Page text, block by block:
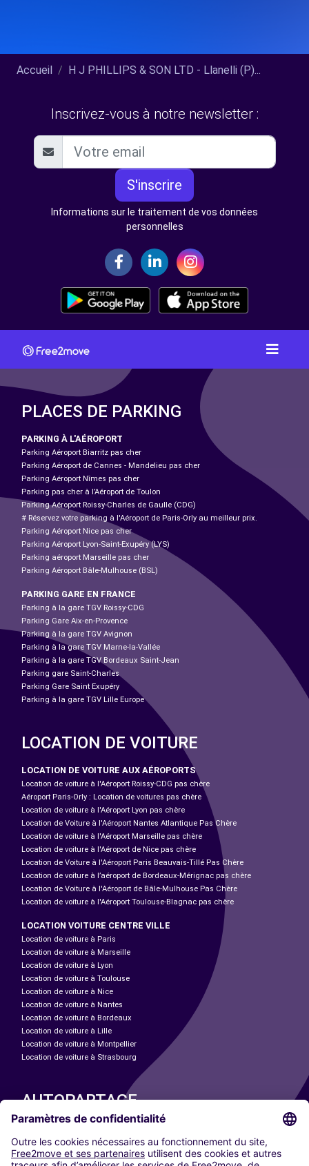
Accueil H J PHILLIPS & SON LTD - Llanelli (P)...
Inscrivez-vous à notre newsletter :
S'inscrire
Informations sur le traitement de vos données
personnelles
PLACES DE PARKING
PARKING À L'AÉROPORT
Parking Aéroport Biarritz pas cher
Parking Aéroport de Cannes - Mandelieu pas cher
Parking Aéroport Nîmes pas cher
Parking pas cher à l’Aéroport de Toulon
Parking Aéroport Roissy-Charles de Gaulle (CDG)
# Réservez votre parking à l'Aéroport de Paris-Orly au meilleur prix.
Parking Aéroport Nice pas cher
Parking Aéroport Lyon-Saint-Exupéry (LYS)
Parking aéroport Marseille pas cher
Parking Aéroport Bâle-Mulhouse (BSL)
PARKING GARE EN FRANCE
Parking à la gare TGV Roissy-CDG
Parking Gare Aix-en-Provence
Parking à la gare TGV Avignon
Parking à la gare TGV Marne-la-Vallée
Parking à la gare TGV Bordeaux Saint-Jean
Parking gare Saint-Charles
Parking Gare Saint Exupéry
Parking à la gare TGV Lille Europe
LOCATION DE VOITURE
LOCATION DE VOITURE AUX AÉROPORTS
Location de voiture à l'Aéroport Roissy-CDG pas chère
Aéroport Paris-Orly : Location de voitures pas chère
Location de voiture à l'Aéroport Lyon pas chère
Location de Voiture à l'Aéroport Nantes Atlantique Pas Chère
Location de voiture à l'Aéroport Marseille pas chère
Location de voiture à l'Aéroport de Nice pas chère
Location de Voiture à l'Aéroport Paris Beauvais-Tillé Pas Chère
Location de voiture à l’aéroport de Bordeaux-Mérignac pas chère
Location de Voiture à l'Aéroport de Bâle-Mulhouse Pas Chère
Location de voiture à l'Aéroport Toulouse-Blagnac pas chère
LOCATION VOITURE CENTRE VILLE
Location de voiture à Paris
Location de voiture à Marseille
Location de voiture à Lyon
Location de voiture à Toulouse
Location de voiture à Nice
Location de voiture à Nantes
Location de voiture à Bordeaux
Location de voiture à Lille
Location de voiture à Montpellier
Location de voiture à Strasbourg
AUTOPARTAGE
Paris
Madrid